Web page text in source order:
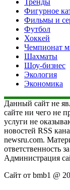
Фигурное
Фильмы и
Футбол
Хоккей
Чемпионат
Шахматы
Шоу-бизнес
Экология
Экономика
Данный сайт не
сайте ни чего не
услуги не
новостей RSS
newsru.com.
ответственность
Администрация
Сайт от bmb1 @